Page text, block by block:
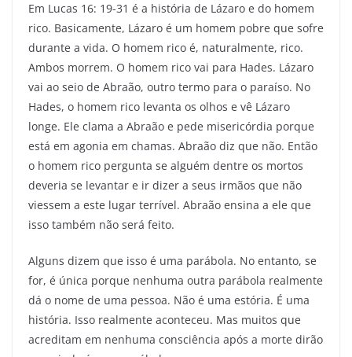
Em Lucas 16: 19-31 é a história de Lázaro e do homem
rico. Basicamente, Lázaro é um homem pobre que sofre
durante a vida. O homem rico é, naturalmente, rico.
Ambos morrem. O homem rico vai para Hades. Lázaro
vai ao seio de Abraão, outro termo para o paraíso. No
Hades, o homem rico levanta os olhos e vê Lázaro
longe. Ele clama a Abraão e pede misericórdia porque
está em agonia em chamas. Abraão diz que não. Então
o homem rico pergunta se alguém dentre os mortos
deveria se levantar e ir dizer a seus irmãos que não
viessem a este lugar terrível. Abraão ensina a ele que
isso também não será feito.
Alguns dizem que isso é uma parábola. No entanto, se
for, é única porque nenhuma outra parábola realmente
dá o nome de uma pessoa. Não é uma estória. É uma
história. Isso realmente aconteceu. Mas muitos que
acreditam em nenhuma consciência após a morte dirão